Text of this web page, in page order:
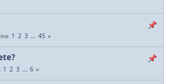
1 2 3 ... 45
1 2 3 ... 6